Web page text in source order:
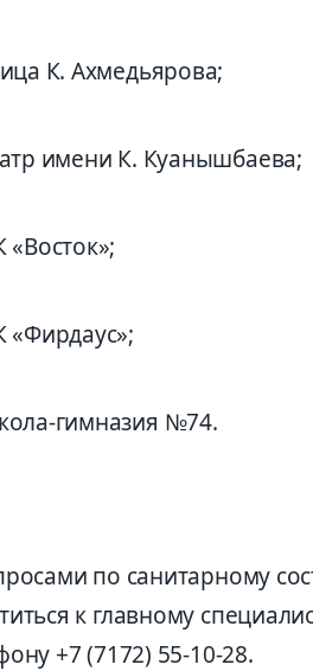
К. Ахмедьярова;
имени К. Куанышбаева;
«Фирдаус»;
гимназия №74.
по санитарному
к главному
+7 (7172) 55-10-28.